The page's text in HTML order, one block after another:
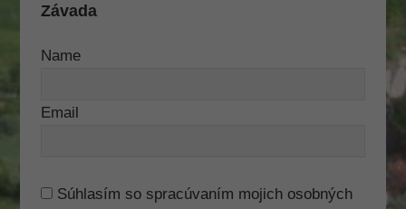
Závada
Name
Email
Súhlasím so spracúvaním mojich osobných